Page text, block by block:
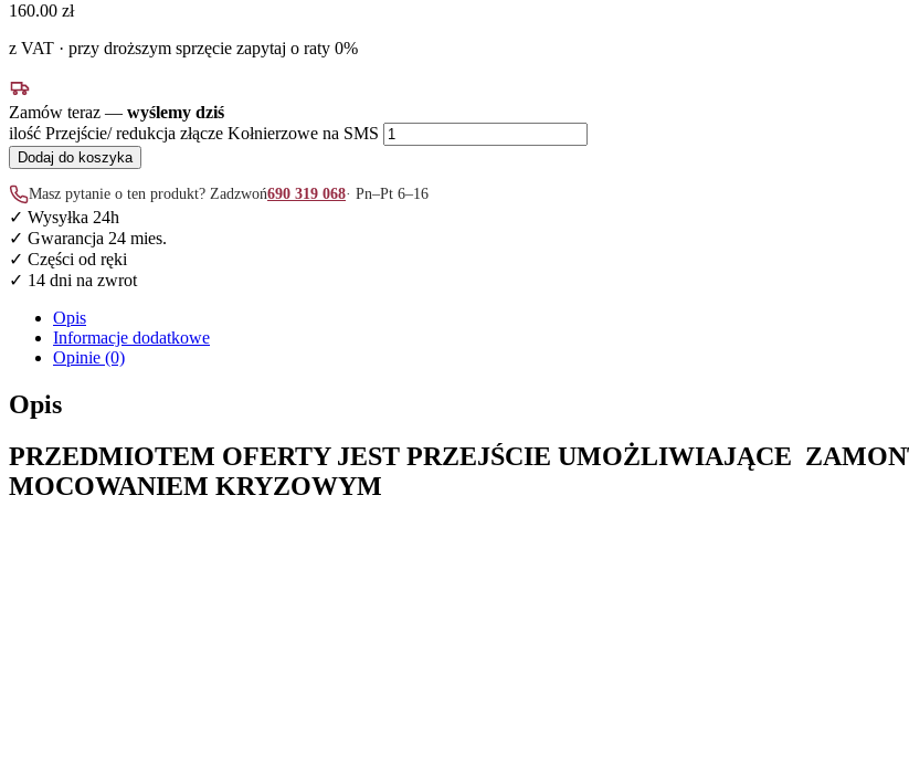
160.00 zł
z VAT · przy droższym sprzęcie zapytaj o raty 0%
Zamów teraz — wyślemy dziś
ilość Przejście/ redukcja złącze Kołnierzowe na SMS
Dodaj do koszyka
Masz pytanie o ten produkt? Zadzwoń690 319 068· Pn–Pt 6–16
✓ Wysyłka 24h
✓ Gwarancja 24 mies.
✓ Części od ręki
✓ 14 dni na zwrot
Opis
Informacje dodatkowe
Opinie (0)
Opis
PRZEDMIOTEM OFERTY JEST PRZEJŚCIE UMOŻLIWIAJĄCE
MOCOWANIEM KRYZOWYM